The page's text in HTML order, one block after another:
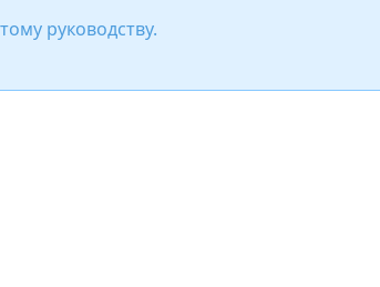
руководству.